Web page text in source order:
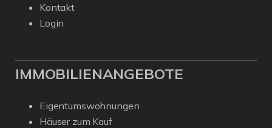
Kontakt
Login
IMMOBILIENANGEBOTE
Eigentumswohnungen
Häuser zum Kauf